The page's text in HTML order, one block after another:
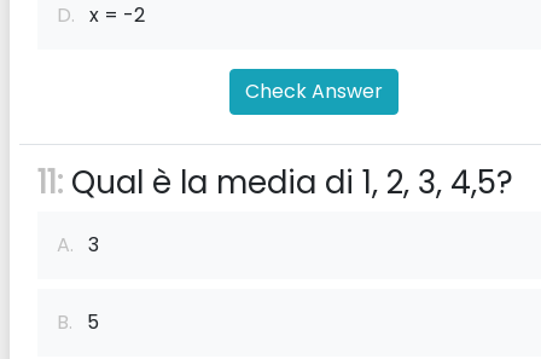
D. x = -2
Check Answer
11: Qual è la media di 1, 2, 3, 4,5?
A. 3
B. 5